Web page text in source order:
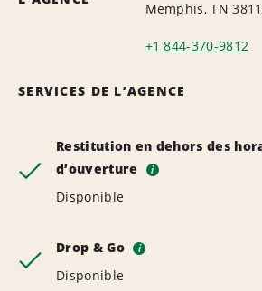
Memphis, TN
+1 844-370-9812
SERVICES DE L’AGENCE
Restitution en dehors des
d’ouverture
i
Disponible
Drop & Go i
Disponible